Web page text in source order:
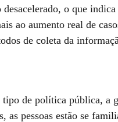
o que
ao aumento real de
de coleta da
tipo de política pública, a
as pessoas estão se